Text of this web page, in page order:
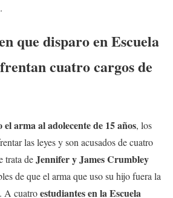
que disparo en Escuela
cuatro cargos de
arma al adolecente de 15 años, los
las leyes y son acusados de cuatro
trata deJennifer y James Crumbley
de que el arma que uso su hijo fuera la
A cuatroestudiantes en la Escuela